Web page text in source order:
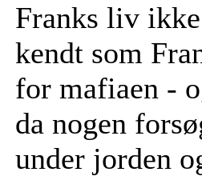
Franks liv
kendt som
for mafiaen -
da nogen
under jorden